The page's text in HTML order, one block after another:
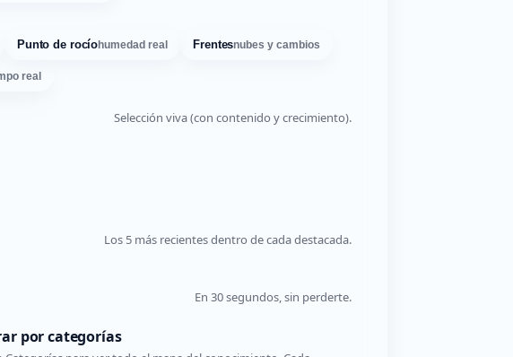
Punto de rocíohumedad real Frentesnubes y cambios
real
Selección viva (con contenido y crecimiento).
Los 5 más recientes dentro de cada destacada.
En 30 segundos, sin perderte.
por categorías